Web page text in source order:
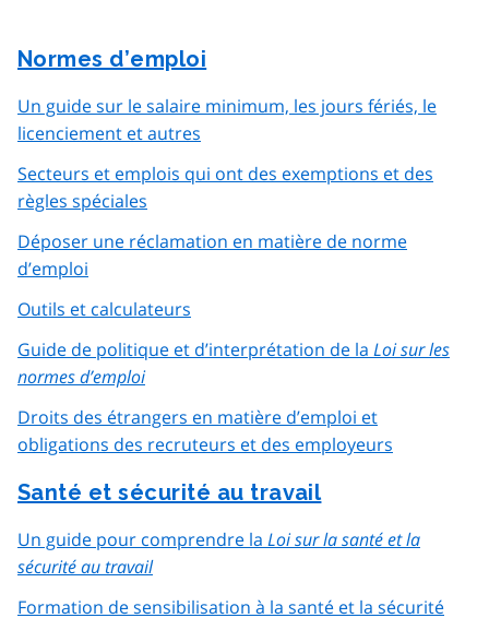
Normes d’emploi
Un guide sur le salaire minimum, les jours fériés, le
licenciement et autres
Secteurs et emplois qui ont des exemptions et des
règles spéciales
Déposer une réclamation en matière de norme
d’emploi
Outils et calculateurs
Guide de politique et d’interprétation de la Loi sur les
normes d’emploi
Droits des étrangers en matière d’emploi et
obligations des recruteurs et des employeurs
Santé et sécurité au travail
Un guide pour comprendre la Loi sur la santé et la
sécurité au travail
Formation de sensibilisation à la santé et la sécurité